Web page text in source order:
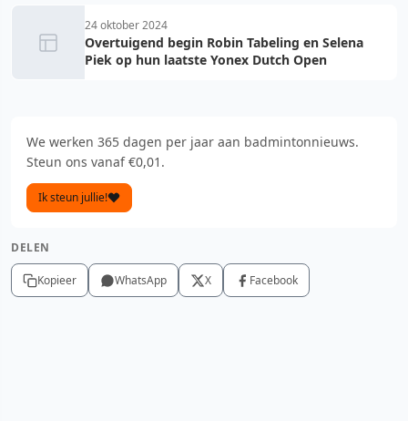
24 oktober 2024
Overtuigend begin Robin Tabeling en Selena
Piek op hun laatste Yonex Dutch Open
We werken 365 dagen per jaar aan badmintonnieuws.
Steun ons vanaf €0,01.
Ik steun jullie!
DELEN
Kopieer WhatsApp X Facebook